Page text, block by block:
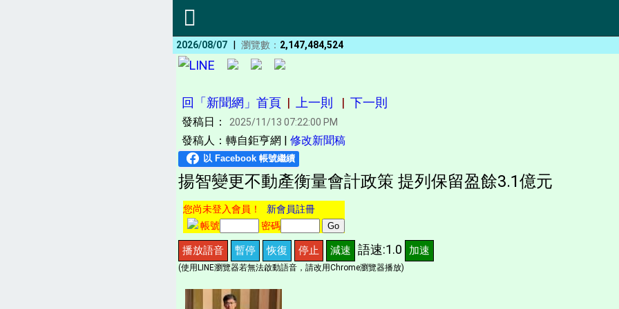
2026/08/07 | 瀏覽數： 2,147,484,524
回「新聞網」首頁 | 上一則 | 下一則
發稿日： 2025/11/13 07:22:00 PM
發稿人：轉自鉅亨網 | 修改新聞稿
揚智變更不動產衡量會計政策 提列保留盈餘3.1億元
您尚未登入會員！ 新會員註冊
帳號
密碼
播放語音 暫停 恢復 停止 減速 語速:1.0 加速
(使用LINE瀏覽器若無法啟動語音，請改用Chrome瀏覽器播放)